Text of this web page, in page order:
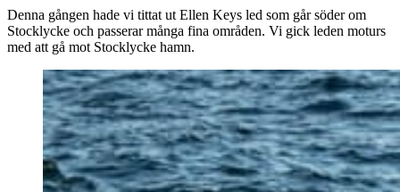
Denna gången hade vi tittat ut Ellen Keys led som går söder om
Stocklycke och passerar många fina områden. Vi gick leden moturs
med att gå mot Stocklycke hamn.